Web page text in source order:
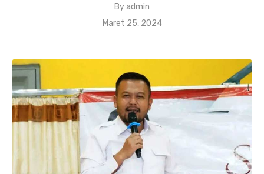
By admin
Posted
Maret 25, 2024